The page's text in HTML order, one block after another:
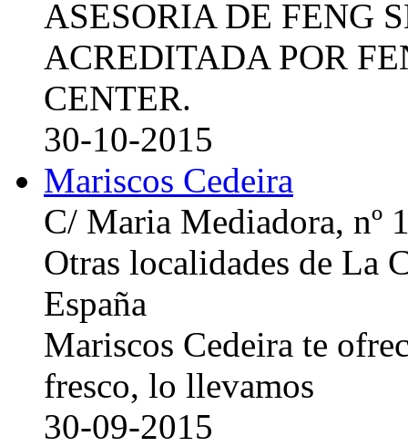
ASESORIA DE FENG
ACREDITADA POR
CENTER.
30-10-2015
Mariscos Cedeira
C/ Maria Mediadora, nº
Otras localidades de La
España
Mariscos Cedeira te
fresco, lo llevamos
30-09-2015